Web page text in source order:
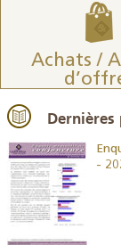
Achats /
-